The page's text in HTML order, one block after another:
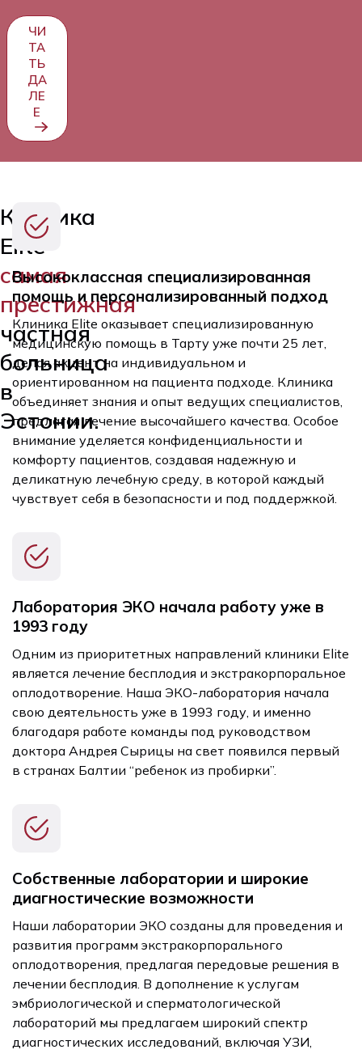
ЧИ
ТА
ТЬ
ДА
ЛЕ
Е
Клиника
Elite
самая
престижная
частная
больница
в
Эстонии.
Высококлассная специализированная
помощь и персонализированный подход
Клиника Elite оказывает специализированную
медицинскую помощь в Тарту уже почти 25 лет,
делая акцент на индивидуальном и
ориентированном на пациента подходе. Клиника
объединяет знания и опыт ведущих специалистов,
предлагая лечение высочайшего качества. Особое
внимание уделяется конфиденциальности и
комфорту пациентов, создавая надежную и
деликатную лечебную среду, в которой каждый
чувствует себя в безопасности и под поддержкой.
Лаборатория ЭКО начала работу уже в
1993 году
Одним из приоритетных направлений клиники Elite
является лечение бесплодия и экстракорпоральное
оплодотворение. Наша ЭКО-лаборатория начала
свою деятельность уже в 1993 году, и именно
благодаря работе команды под руководством
доктора Андрея Сырицы на свет появился первый
в странах Балтии “ребенок из пробирки”.
Собственные лаборатории и широкие
диагностические возможности
Наши лаборатории ЭКО созданы для проведения и
развития программ экстракорпорального
оплодотворения, предлагая передовые решения в
лечении бесплодия. В дополнение к услугам
эмбриологической и сперматологической
лабораторий мы предлагаем широкий спектр
диагностических исследований, включая УЗИ,